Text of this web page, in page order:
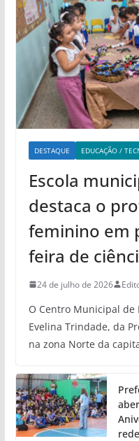
DESTAQUE EDUCAÇÃO /
Escola
destaca o
feminino em
feira de
24 de julho de 2026
O Centro Municipal de
Evelina Trindade, da
na zona Norte da